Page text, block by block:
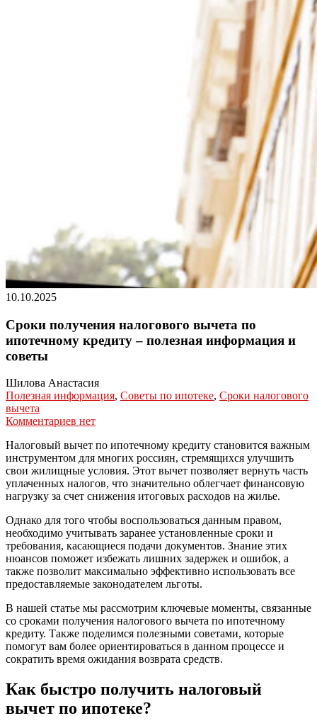
10.10.2025
Сроки получения налогового вычета по
ипотечному кредиту – полезная информация и
советы
Шилова Анастасия
Полезная информация, Советы по ипотеке, Сроки налогового
вычета
Комментариев нет
Налоговый вычет по ипотечному кредиту становится важным
инструментом для многих россиян, стремящихся улучшить
свои жилищные условия. Этот вычет позволяет вернуть часть
уплаченных налогов, что значительно облегчает финансовую
нагрузку за счет снижения итоговых расходов на жилье.
Однако для того чтобы воспользоваться данным правом,
необходимо учитывать заранее установленные сроки и
требования, касающиеся подачи документов. Знание этих
нюансов поможет избежать лишних задержек и ошибок, а
также позволит максимально эффективно использовать все
предоставляемые законодателем льготы.
В нашей статье мы рассмотрим ключевые моменты, связанные
со сроками получения налогового вычета по ипотечному
кредиту. Также поделимся полезными советами, которые
помогут вам более ориентироваться в данном процессе и
сократить время ожидания возврата средств.
Как быстро получить налоговый
вычет по ипотеке?